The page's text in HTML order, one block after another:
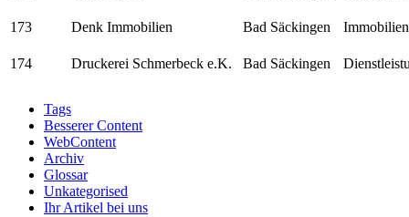
173 Denk Immobilien Bad Säckingen Immobilien
174 Druckerei Schmerbeck e.K. Bad Säckingen
Tags
Besserer Content
WebContent
Archiv
Glossar
Unkategorised
Ihr Artikel bei uns